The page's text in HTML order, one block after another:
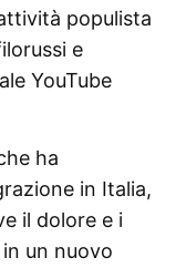
populista
e
YouTube
ha
in Italia,
il dolore e i
un nuovo